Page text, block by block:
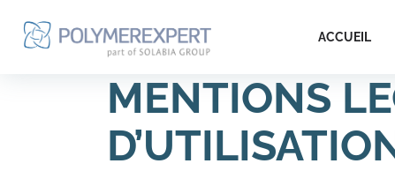
ACCUEIL
MENTIONS